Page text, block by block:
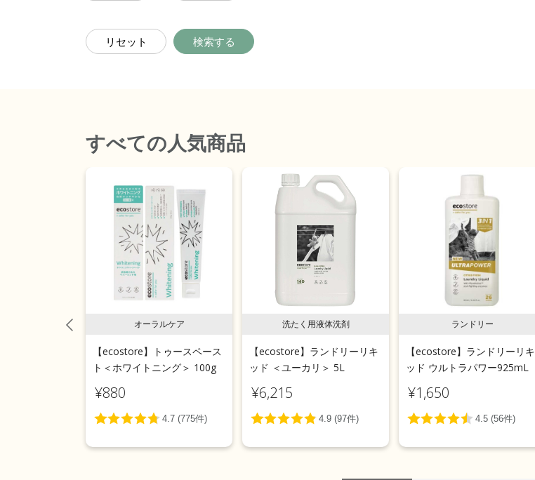
リセット 検索する
すべての人気商品
オーラルケア
【ecostore】トゥースペース
ト＜ホワイトニング＞ 100g
¥880
洗たく用液体洗剤
【ecostore】ランドリーリキ
ッド ＜ユーカリ＞ 5L
¥6,215
ランドリー
【ecostore】ランドリーリキ
ッド ウルトラパワー925mL
¥1,650